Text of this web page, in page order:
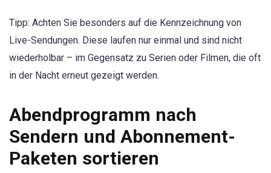
Tipp: Achten Sie besonders auf die Kennzeichnung von
Live-Sendungen. Diese laufen nur einmal und sind nicht
wiederholbar – im Gegensatz zu Serien oder Filmen, die oft
in der Nacht erneut gezeigt werden.
Abendprogramm nach
Sendern und Abonnement-
Paketen sortieren